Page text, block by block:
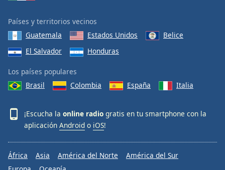
Países y territorios vecinos
Guatemala
Estados Unidos
Belice
El Salvador
Honduras
Los países populares
Brasil
Colombia España Italia
¡Escucha la online radio gratis en tu smartphone con la
aplicación Android o iOS!
África Asia América del Norte
América del Sur